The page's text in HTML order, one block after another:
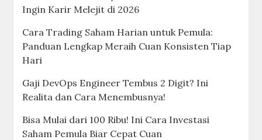
Ingin Karir Melejit di 2026
Cara Trading Saham Harian untuk Pemula:
Panduan Lengkap Meraih Cuan Konsisten Tiap
Hari
Gaji DevOps Engineer Tembus 2 Digit? Ini
Realita dan Cara Menembusnya!
Bisa Mulai dari 100 Ribu! Ini Cara Investasi
Saham Pemula Biar Cepat Cuan